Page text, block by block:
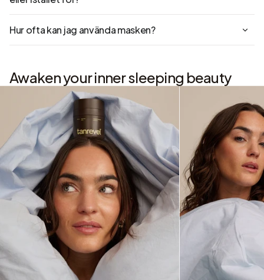
Hur ofta kan jag använda masken?
Awaken your inner sleeping beauty